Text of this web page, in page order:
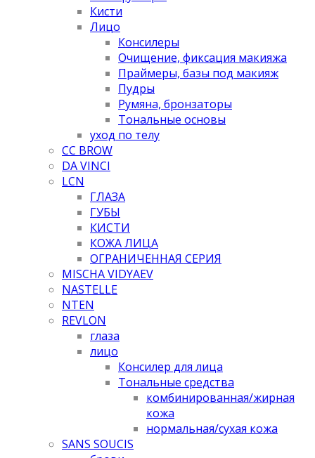
Кисти
Лицо
Консилеры
Очищение, фиксация макияжа
Праймеры, базы под макияж
Пудры
Румяна, бронзаторы
Тональные основы
уход по телу
CC BROW
DA VINCI
LCN
ГЛАЗА
ГУБЫ
КИСТИ
КОЖА ЛИЦА
ОГРАНИЧЕННАЯ СЕРИЯ
MISCHA VIDYAEV
NASTELLE
NTEN
REVLON
глаза
лицо
Консилер для лица
Тональные средства
комбинированная/жирная
кожа
нормальная/cухая кожа
SANS SOUCIS